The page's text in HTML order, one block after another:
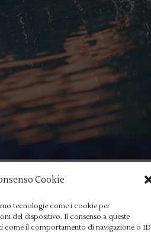
Cookie
tecnologie come i cookie per
del dispositivo. Il consenso a queste
come il comportamento di navigazione o ID